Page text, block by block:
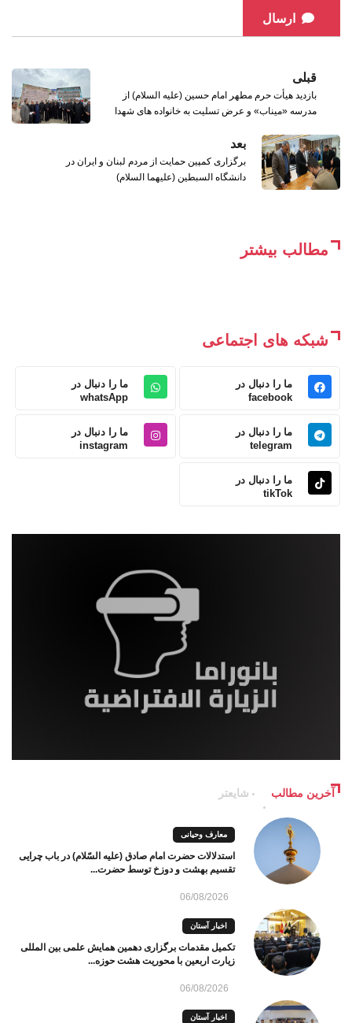
ارسال
قبلی
بازدید هیأت حرم مطهر امام حسین (علیه السلام) از
مدرسه «میناب» و عرض تسلیت به خانواده های شهدا
بعد
برگزاری کمپین حمایت از مردم لبنان و ایران در
دانشگاه السبطین (علیهما السلام)
مطالب بیشتر
شبکه های اجتماعی
ما را دنبال در
facebook
ما را دنبال در
whatsApp
ما را دنبال در
telegram
ما را دنبال در
instagram
ما را دنبال در
tikTok
آخرین مطالب شایعتر
معارف وحیانی
استدلالات حضرت امام صادق (علیه السّلام) در باب چرایی
تقسیم بهشت و دوزخ توسط حضرت...
06/08/2026
اخبار آستان
تکمیل مقدمات برگزاری دهمین همایش علمی بین المللی
زیارت اربعین با محوریت هشت حوزه...
06/08/2026
اخبار آستان